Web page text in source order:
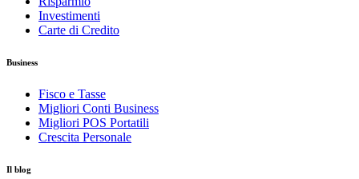
Investimenti
Carte di Credito
Business
Fisco e Tasse
Migliori Conti Business
Migliori POS Portatili
Crescita Personale
Il blog